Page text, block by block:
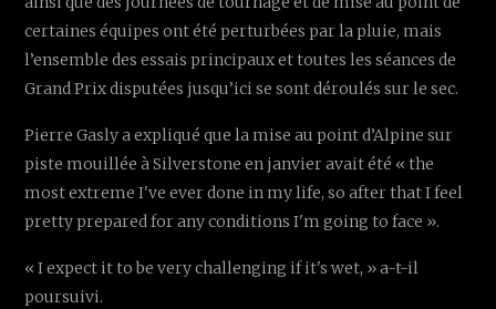
certaines équipes ont été perturbées par la pluie, mais
l’ensemble des essais principaux et toutes les séances de
Grand Prix disputées jusqu’ici se sont déroulés sur le sec.
Pierre Gasly a expliqué que la mise au point d’Alpine sur
piste mouillée à Silverstone en janvier avait été « the
most extreme I've ever done in my life, so after that I feel
pretty prepared for any conditions I'm going to face ».
« I expect it to be very challenging if it's wet, » a-t-il
poursuivi.